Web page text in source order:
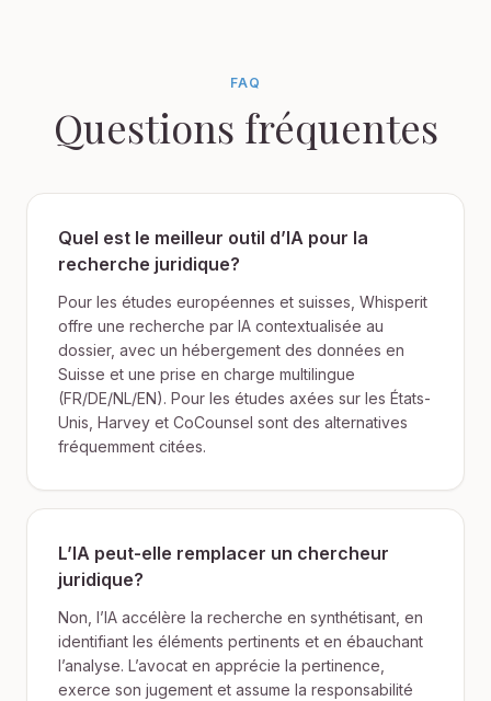
FAQ
Questions fréquentes
Quel est le meilleur outil d’IA pour la
recherche juridique?
Pour les études européennes et suisses, Whisperit
offre une recherche par IA contextualisée au
dossier, avec un hébergement des données en
Suisse et une prise en charge multilingue
(FR/DE/NL/EN). Pour les études axées sur les États-
Unis, Harvey et CoCounsel sont des alternatives
fréquemment citées.
L’IA peut-elle remplacer un chercheur
juridique?
Non, l’IA accélère la recherche en synthétisant, en
identifiant les éléments pertinents et en ébauchant
l’analyse. L’avocat en apprécie la pertinence,
exerce son jugement et assume la responsabilité